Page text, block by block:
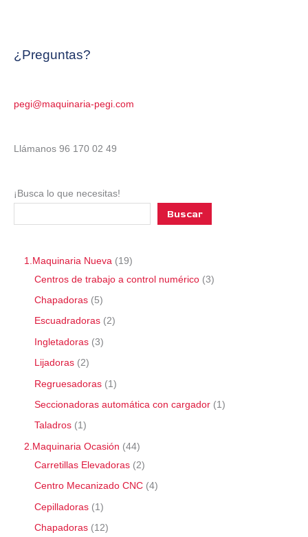
¿Preguntas?
pegi@maquinaria-pegi.com
Llámanos 96 170 02 49
¡Busca lo que necesitas!
Buscar
1.Maquinaria Nueva
19
Centros de trabajo a control numérico 3
Chapadoras 5
Escuadradoras 2
Ingletadoras 3
Lijadoras 2
Regruesadoras 1
Seccionadoras automática con cargador 1
Taladros 1
2.Maquinaria Ocasión
44
Carretillas Elevadoras
2
Centro Mecanizado CNC 4
Cepilladoras 1
Chapadoras 12